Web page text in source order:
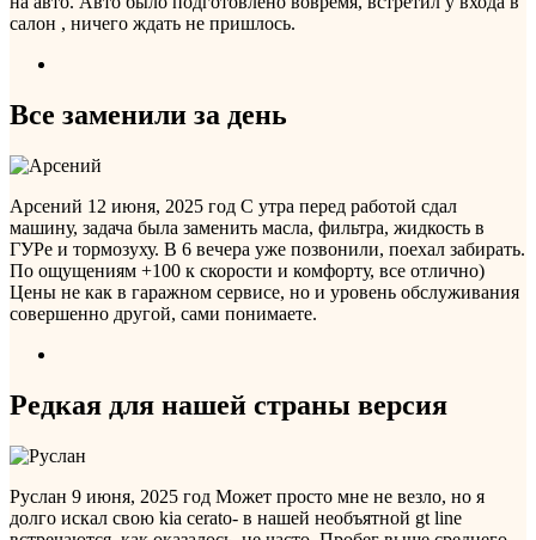
салон , ничего ждать не пришлось.
Все заменили за день
Арсений 12 июня, 2025 год С утра перед работой сдал
машину, задача была заменить масла, фильтра, жидкость в
ГУРе и тормозуху. В 6 вечера уже позвонили, поехал забирать.
По ощущениям +100 к скорости и комфорту, все отлично)
Цены не как в гаражном сервисе, но и уровень обслуживания
совершенно другой, сами понимаете.
Редкая для нашей страны версия
Руслан 9 июня, 2025 год Может просто мне не везло, но я
долго искал свою kia cerato- в нашей необъятной gt line